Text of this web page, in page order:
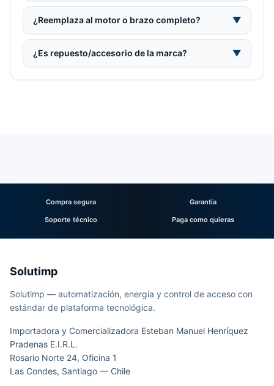
¿Reemplaza al motor o brazo completo? ▼
¿Es repuesto/accesorio de la marca? ▼
Compra segura Garantía
Soporte técnico Paga como quieras
Solutimp
Solutimp — automatización, energía y control de acceso con
estándar de plataforma tecnológica.
Importadora y Comercializadora Esteban Manuel Henríquez
Pradenas E.I.R.L.
Rosario Norte 24, Oficina 1
Las Condes, Santiago — Chile